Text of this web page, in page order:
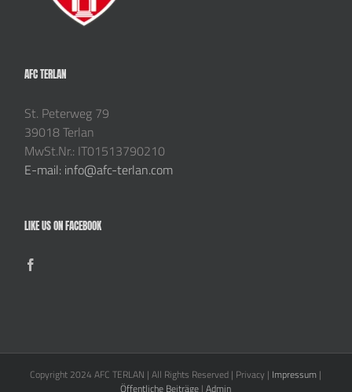
AFC TERLAN
St. Peterweg 79
39018 Terlan
MwSt.Nr.: IT01513790210
E-mail: info@afc-terlan.com
LIKE US ON FACEBOOK
Copyright 2024 AFC TERLAN | All Rights Reserved | Privacy | Impressum |
Öffentliche Beiträge |Admin